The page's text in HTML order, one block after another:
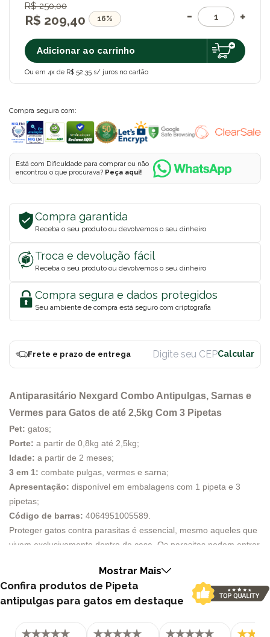
R$ 250,00
R$ 209,40 16%
Adicionar ao carrinho
Ou em 4x de R$ 52,35 s/ juros no cartão
Compra segura com:
Está com Dificuldade para comprar ou não
encontrou o que procurava? Peça aqui!
Compra garantida
Receba o seu produto ou devolvemos o seu dinheiro
Troca e devolução fácil
Receba o seu produto ou devolvemos o seu dinheiro
Compra segura e dados protegidos
Seu ambiente de compra está seguro com criptografia
Frete e prazo de entrega
Antiparasitário Nexgard Combo Antipulgas, Sarnas e
Vermes para Gatos de até 2,5kg Com 3 Pipetas
Pet: gatos;
Porte: a partir de 0,8kg até 2,5kg;
Idade: a partir de 2 meses;
3 em 1: combate pulgas, vermes e sarna;
Apresentação: disponível em embalagens com 1 pipeta e 3
pipetas;
Código de barras: 4064951005589
Proteger gatos contra parasitas é essencial, mesmo aqueles que
vivem exclusivamente dentro de casa. Os parasitas podem entrar
isso, é crucial garantir um cuidado preventivo eficaz. NexGard
Combo é um antiparasitário inovador, desenvolvido para atender
às necessidades específicas dos felinos, oferecendo proteção
Por que optar pelo NexGard Combo?
Mostrar Mais
Confira produtos de Pipeta
antipulgas para gatos em destaque